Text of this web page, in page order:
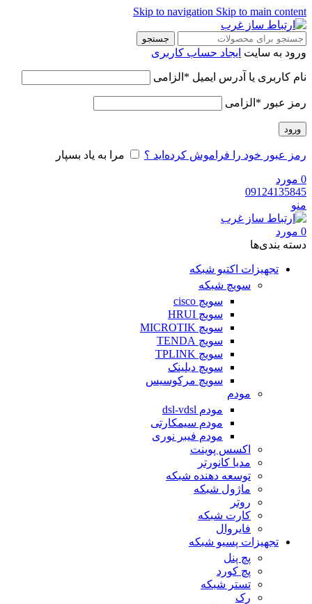
Skip to navigation Skip to main content
جستجو
ورود به سایت ایجاد حساب کاربری
نام کاربری یا آدرس ایمیل * الزامی
رمز عبور * الزامی
ورود
رمز عبور خود را فراموش کرده‌اید ؟ مرا به یاد بسپار
0 مورد
09124135845
منو
0 مورد
دسته‌ بندی‌ها
تجهیزات اکتیو شبکه
سویچ شبکه
سویچ cisco
سویچ HRUI
سویچ MICROTIK
سویچ TENDA
سویچ TPLINK
سویچ دیلینک
سویچ مرکوسیس
مودم
مودم dsl-vdsl
مودم سیمکارتی
مودم فیبر نوری
اکسس پوینت
مدیا کانورتر
توسعه دهنده شبکه
ماژول شبکه
روتر
کارت شبکه
فایروال
تجهیزات پسیو شبکه
پچ پنل
پچ کورد
تستر شبکه
رک